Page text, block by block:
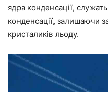
ядра конденсації,
конденсації, залишаючи
кристаликів льоду.